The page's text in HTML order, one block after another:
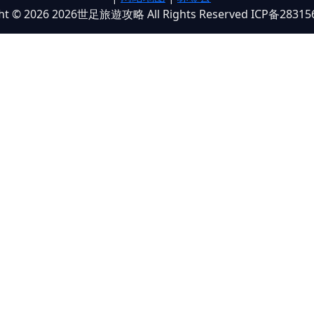
© 2026 2026世足旅遊攻略 All Rights Reserved ICP备